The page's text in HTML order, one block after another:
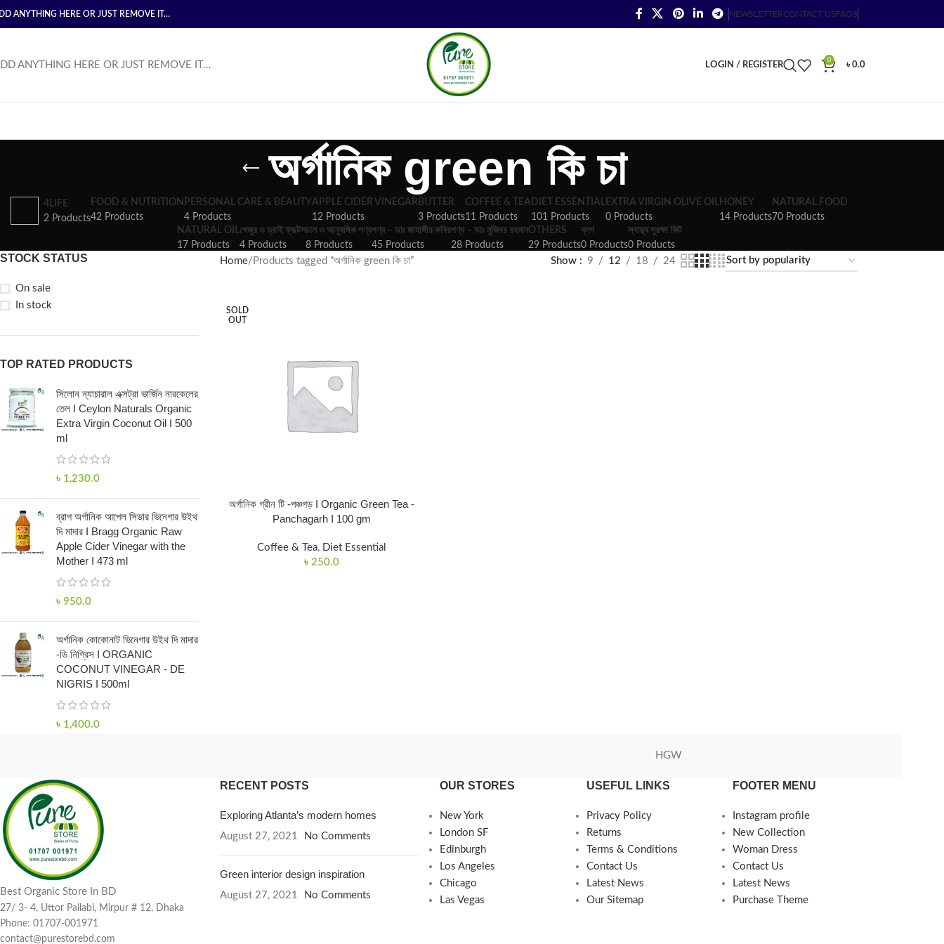
ANYTHING HERE OR JUST REMOVE IT… NEWSLETTERCONTACT USFAQS
ANYTHING HERE OR JUST REMOVE IT… LOGIN / REGISTER
0
৳0.0
অর্গানিক green কি চা
4LIFE
2 Products
FOOD & NUTRITION
42 Products
PERSONAL CARE & BEAUTY
4 Products
APPLE CIDER VINEGAR
12 Products
BUTTER
3 Products
COFFEE & TEA
11 Products
DIET ESSENTIAL
101 Products
EXTRA VIRGIN OLIVE OIL
0 Products
HONEY
14 Products
NATURAL FOOD
70 Products
NATURAL OIL
17 Products
খেজুর ও ড্রাই ফ্রূটস
4 Products
চাল ও আনুষঙ্গিক পণ্য
8 Products
পণ্য – ডাঃ জাহাঙ্গীর কবির
45 Products
পণ্য – ডাঃ মুজিবর রহমান
28 Products
OTHERS
29 Products
ব্লগ
0 Products
স্বাস্থ্য সুরক্ষা কিট
0 Products
STOCK STATUS
On sale
In stock
TOP RATED PRODUCTS
সিলোন ন্যাচারাল এক্সট্রা ভার্জিন নারকেলের
তেল I Ceylon Naturals Organic
Extra Virgin Coconut Oil I 500
ml
৳ 1,230.0
ব্রাগ অর্গানিক আপেল সিডার ভিনেগার উইথ
দি মাদার I Bragg Organic Raw
Apple Cider Vinegar with the
Mother I 473 ml
৳ 950.0
অর্গানিক কোকোনাট ভিনেগার উইথ দি মাদার
-ডি নিগ্রিস I ORGANIC
COCONUT VINEGAR - DE
NIGRIS I 500ml
৳ 1,400.0
Home Products tagged “অর্গানিক green কি চা” Show 9 12 18 24
SOLD
OUT
অর্গানিক গ্রীন টি -পঞ্চগড় I Organic Green Tea -
Panchagarh I 100 gm
Coffee & Tea, Diet Essential
৳ 250.0
HGW
Best Organic Store In BD
27/ 3- 4, Uttor Pallabi, Mirpur # 12, Dhaka
Phone: 01707-001971
contact@purestorebd.com
RECENT POSTS
Exploring Atlanta’s modern homes
August 27, 2021 No Comments
Green interior design inspiration
August 27, 2021 No Comments
OUR STORES
New York
London SF
Edinburgh
Los Angeles
Chicago
Las Vegas
USEFUL LINKS
Privacy Policy
Returns
Terms & Conditions
Contact Us
Latest News
Our Sitemap
FOOTER MENU
Instagram profile
New Collection
Woman Dress
Contact Us
Latest News
Purchase Theme